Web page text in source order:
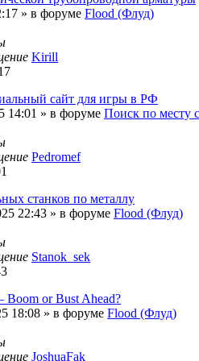
» в форуме Flood (Флуд)
Kirill
сайт для игры в РФ
14:01 » в форуме Поиск по месту
Pedromef
станков по металлу
22:43 » в форуме Flood (Флуд)
Stanok_sek
Boom or Bust Ahead?
18:08 » в форуме Flood (Флуд)
JoshuaFak